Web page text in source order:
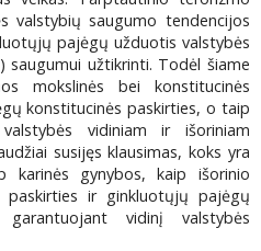
valstybių saugumo tendencijos
pajėgų užduotis valstybės
saugumui užtikrinti. Todėl šiame
mokslinės bei konstitucinės
konstitucinės paskirties, o taip
vidiniam ir išoriniam
susijęs klausimas, koks yra
karinės gynybos, kaip išorinio
paskirties ir ginkluotųjų pajėgų
vidinį valstybės